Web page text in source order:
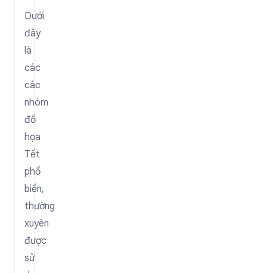
Dưới
đây
là
các
các
nhóm
đồ
họa
Tết
phổ
biến,
thường
xuyên
được
sử